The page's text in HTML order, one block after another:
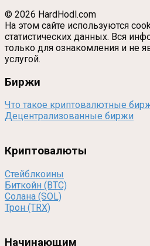
© 2026 HardHodl.com
На этом сайте используются
статистических данных. Вся
только для ознакомления и не
услугой.
Биржи
Что такое криптовалютные
Децентрализованные биржи
Криптовалюты
Стейблкоины
Биткойн (BTC)
Солана (SOL)
Трон (TRX)
Начинающим